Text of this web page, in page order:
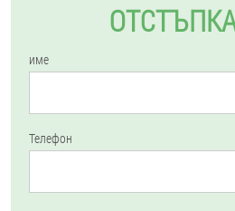
име
Телефон